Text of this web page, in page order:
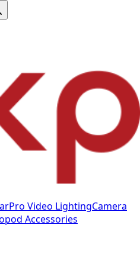
Pro Video LightingCamera
Accessories